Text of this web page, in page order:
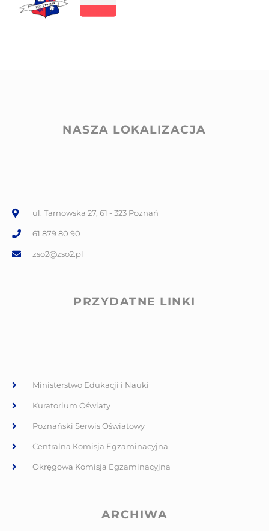
NASZA LOKALIZACJA
ul. Tarnowska 27, 61 - 323 Poznań
61 879 80 90
zso2@zso2.pl
PRZYDATNE LINKI
Ministerstwo Edukacji i Nauki
Kuratorium Oświaty
Poznański Serwis Oświatowy
Centralna Komisja Egzaminacyjna
Okręgowa Komisja Egzaminacyjna
ARCHIWA